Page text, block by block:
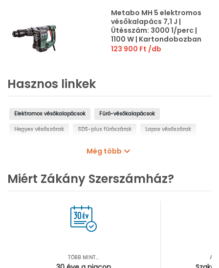
Metabo MH 5 elektromos
vésőkalapács 7,1 J |
Ütésszám: 3000 1/perc |
1100 W | Kartondobozban
123 900 Ft /db
Hasznos linkek
Elektromos vésőkalapácsok Fúró-vésőkalapácsok
Hegyes vésőszárak SDS-plus fúrószárak Lapos vésőszárak
Még több
Miért Zákány Szerszámház?
TÖBB MINT...